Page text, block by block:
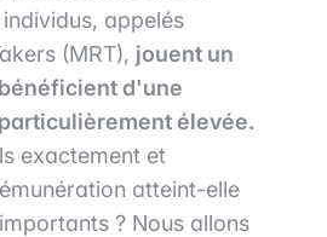
appelés
(MRT), jouent un
d'une
élevée.
exactement et
atteint-elle
? Nous allons